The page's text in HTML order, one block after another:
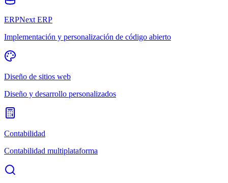
ERPNext ERP
Implementación y personalización de código abierto
Diseño de sitios web
Diseño y desarrollo personalizados
Contabilidad
Contabilidad multiplataforma